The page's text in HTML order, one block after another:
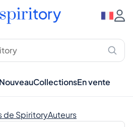
CollectionsEn vente
de SpiritoryAuteurs